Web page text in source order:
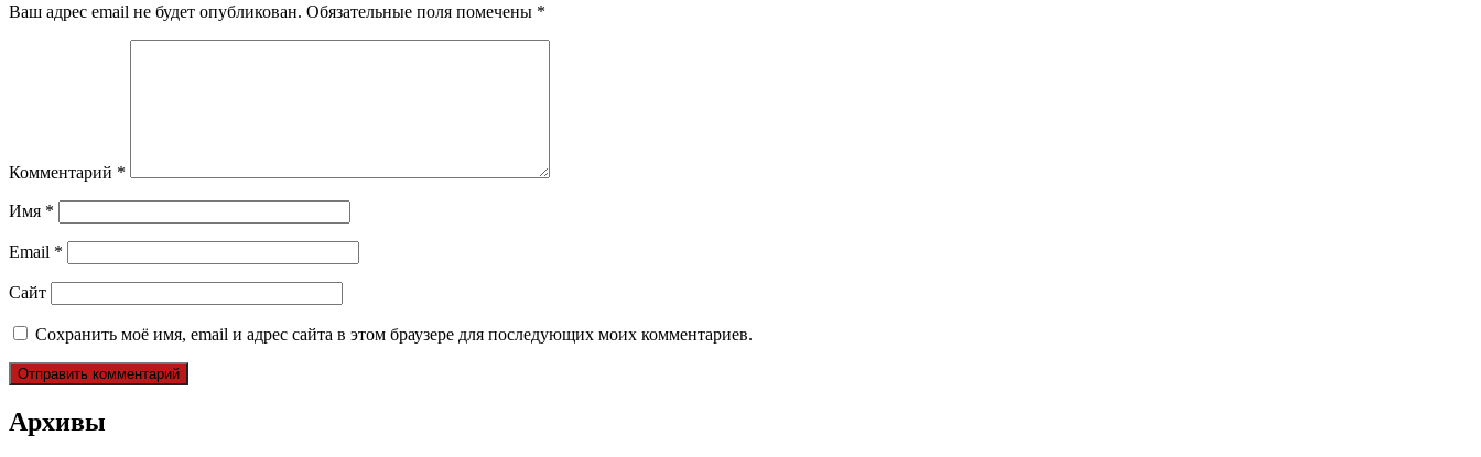
Ваш адрес email не будет опубликован. Обязательные поля помечены *
Комментарий *
Имя *
Email *
Сайт
Сохранить моё имя, email и адрес сайта в этом браузере для последующих моих комментариев.
Архивы